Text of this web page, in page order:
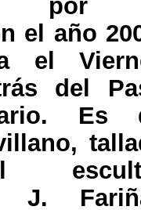
por
el año
el
del
Es
J.